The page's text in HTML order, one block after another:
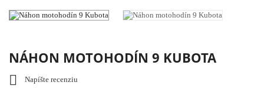
NÁHON MOTOHODÍN 9 KUBOTA
 Napíšte recenziu